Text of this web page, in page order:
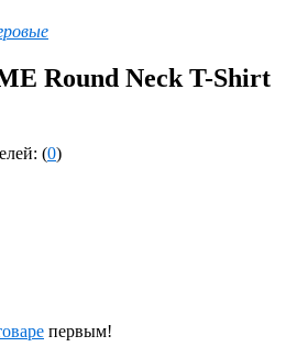
Round Neck T-Shirt
(0)
первым!